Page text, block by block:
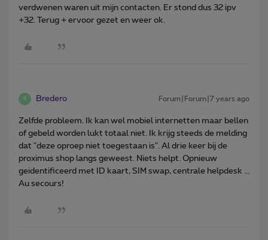
verdwenen waren uit mijn contacten. Er stond dus 32 ipv
+32. Terug + ervoor gezet en weer ok.
B Bredero Forum|Forum|7 years ago
Zelfde probleem. Ik kan wel mobiel internetten maar bellen
of gebeld worden lukt totaal niet. Ik krijg steeds de melding
dat "deze oproep niet toegestaan is". Al drie keer bij de
proximus shop langs geweest. Niets helpt. Opnieuw
geidentificeerd met ID kaart, SIM swap, centrale helpdesk ...
Au secours!